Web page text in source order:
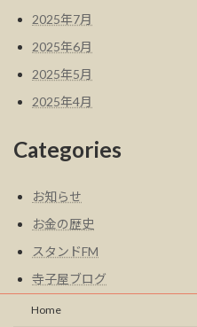
2025年7月
2025年6月
2025年5月
2025年4月
Categories
お知らせ
お金の歴史
スタンドFM
寺子屋ブログ
Home